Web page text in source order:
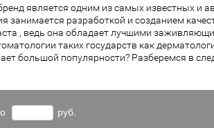
является одним из самых известных и
разработкой и созданием
, ведь она обладает лучшими
таких государств как
большой популярности? Разберемся в
руб.